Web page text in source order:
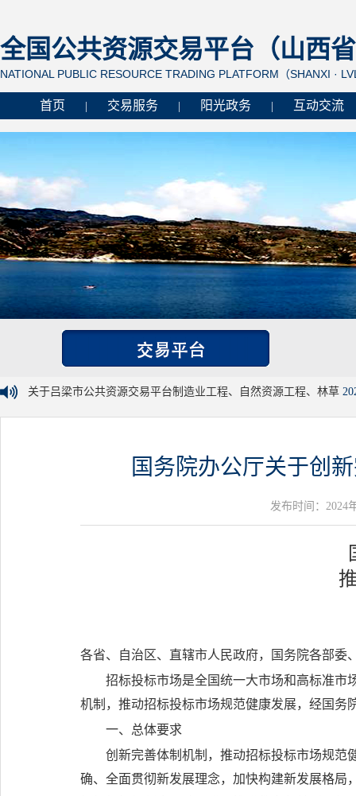
全国公共资源交易平台（山西
NATIONAL PUBLIC RESOURCE TRADING PLATFORM（SHANXI ·
首页 交易服务 阳光政务 互动交流
关于吕梁市公共资源交易平台制造业工程、自然资源工程、林草
国务院办公厅关于创
发布时间：2024
各省、自治区、直辖市人民政府，国务院各部委
招标投标市场是全国统一大市场和高标准市
机制，推动招标投标市场规范健康发展，经国务
一、总体要求
创新完善体制机制，推动招标投标市场规范
确、全面贯彻新发展理念，加快构建新发展格局